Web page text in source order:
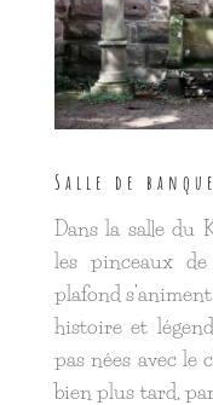
Salle de
Dans la salle du
les pinceaux
plafond
histoire et
pas nées avec le
bien plus tard,